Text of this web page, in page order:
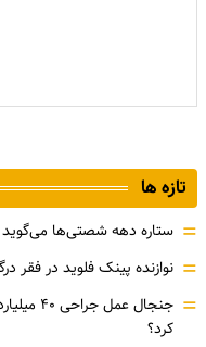
تازه ها
= ستاره دهه شصتی‌ها می‌گوید
= نوازنده پینک فلوید در
=
جنجال
کرد؟